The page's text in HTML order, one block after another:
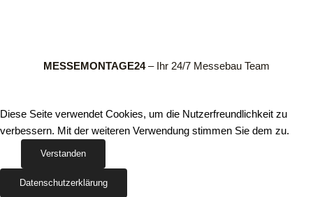
MESSEMONTAGE24– Ihr 24/7 Messebau Team
Diese Seite verwendet Cookies, um die Nutzerfreundlichkeit zu
verbessern. Mit der weiteren Verwendung stimmen Sie dem zu.
Verstanden
Datenschutzerklärung